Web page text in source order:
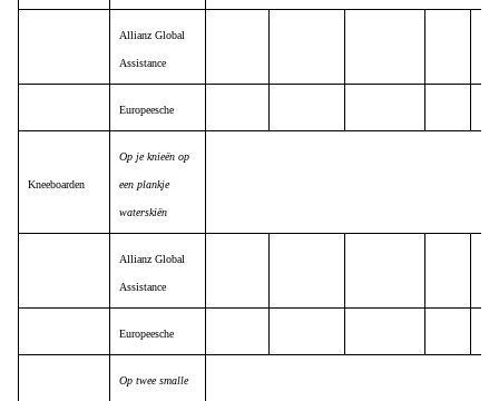
Allianz Global
Assistance
Europeesche
Kneeboarden
Op je knieën op
een plankje
waterskiën
Allianz Global
Assistance
Europeesche
Op twee smalle